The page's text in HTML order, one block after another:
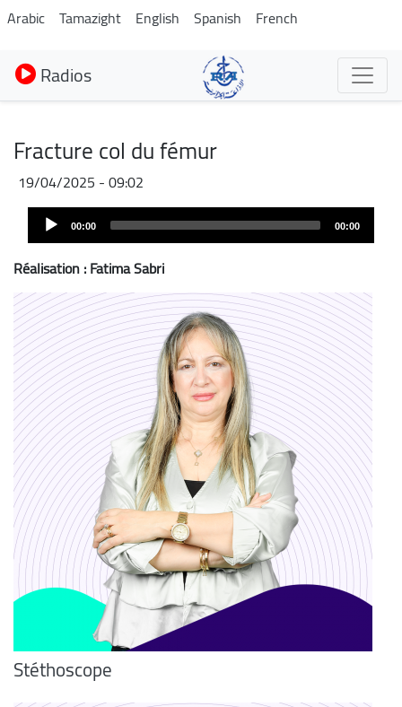
Aller
au
contenu
principal
Arabic Tamazight English Spanish French
Radios
Fracture col du fémur
19/04/2025 - 09:02
Audio
Player 00:00 00:00
Réalisation : Fatima Sabri
Stéthoscope